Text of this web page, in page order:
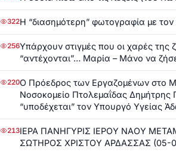
322Η “διασημότερη” φωτογραφία με τον
256Υπάρχουν στιγμές που οι χαρές της
“αντέχονται”… Μαρία – Μάνο να
220Ο Πρόεδρος των Εργαζομένων στο
Νοσοκομείο Πτολεμαΐδας
“υποδέχεται” τον Υπουργό Υγείας
213ΙΕΡΑ ΠΑΝΗΓΥΡΙΣ ΙΕΡΟΥ ΝΑΟΥ
ΣΩΤΗΡΟΣ ΧΡΙΣΤΟΥ ΑΡΔΑΣΣΑΣ (05-